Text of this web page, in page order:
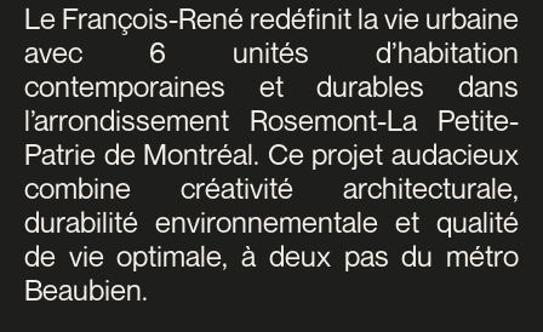
Le François-René redéfinit la vie urbaine
avec 6 unités d’habitation
contemporaines et durables dans
l’arrondissement Rosemont-La Petite-
Patrie de Montréal. Ce projet audacieux
combine créativité architecturale,
durabilité environnementale et qualité
de vie optimale, à deux pas du métro
Beaubien.